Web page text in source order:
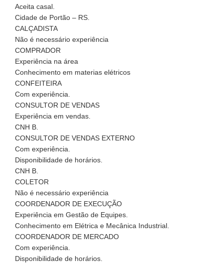
Aceita casal.
Cidade de Portão – RS.
CALÇADISTA
Não é necessário experiência
COMPRADOR
Experiência na área
Conhecimento em materias elétricos
CONFEITEIRA
Com experiência.
CONSULTOR DE VENDAS
Experiência em vendas.
CNH B.
CONSULTOR DE VENDAS EXTERNO
Com experiência.
Disponibilidade de horários.
CNH B.
COLETOR
Não é necessário experiência
COORDENADOR DE EXECUÇÃO
Experiência em Gestão de Equipes.
Conhecimento em Elétrica e Mecânica Industrial.
COORDENADOR DE MERCADO
Com experiência.
Disponibilidade de horários.